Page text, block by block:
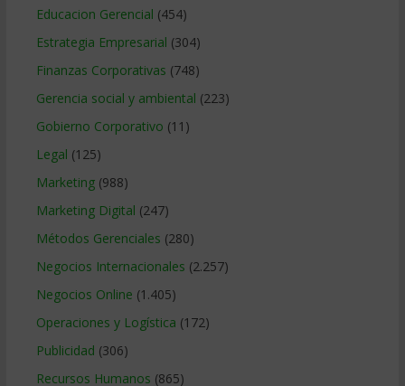
Educacion Gerencial (454)
Estrategia Empresarial (304)
Finanzas Corporativas (748)
Gerencia social y ambiental (223)
Gobierno Corporativo (11)
Legal (125)
Marketing(988)
Marketing Digital (247)
Métodos Gerenciales (280)
Negocios Internacionales (2.257)
Negocios Online (1.405)
Operaciones y Logística (172)
Publicidad (306)
Recursos Humanos (865)